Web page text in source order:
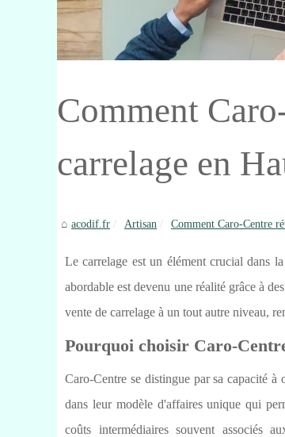
Comment
carrelage en
acodif.fr Artisan Comment Caro-Centre
Le carrelage est un élément crucial dans
abordable est devenu une réalité grâce à
vente de carrelage à un tout autre niveau,
Pourquoi choisir Caro-
Caro-Centre se distingue par sa capacité à
dans leur modèle d'affaires unique qui
coûts intermédiaires souvent associés